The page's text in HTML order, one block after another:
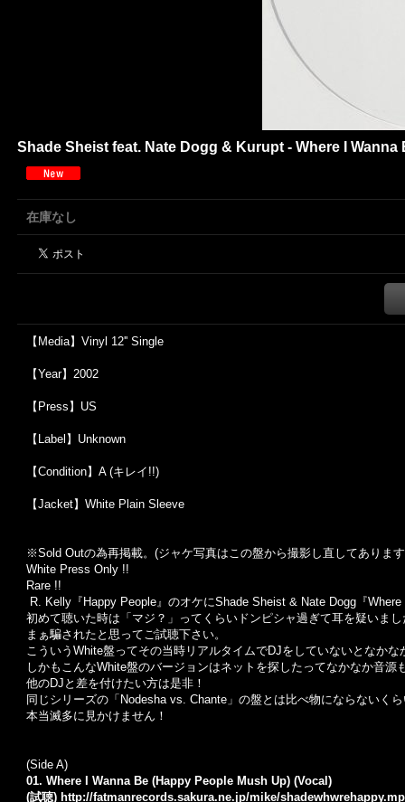
Shade Sheist feat. Nate Dogg & Kurupt - Where I
在庫なし
【Media】Vinyl 12'' Single
【Year】2002
【Press】US
【Label】Unknown
【Condition】A (キレイ!!)
【Jacket】White Plain Sleeve
※Sold Outの為再掲載。(ジャケ写真はこの盤から撮影し直してありま
White Press Only !!
Rare !!
R. Kelly『Happy People』のオケにShade Sheist & Nate Dogg『
初めて聴いた時は「マジ？」ってくらいドンピシャ過ぎて耳を疑いまし
まぁ騙されたと思ってご試聴下さい。
こういうWhite盤ってその当時リアルタイムでDJをしていないとなか
しかもこんなWhite盤のバージョンはネットを探したってなかなか音源
他のDJと差を付けたい方は是非！
同じシリーズの「Nodesha vs. Chante」の盤とは比べ物にならないく
本当滅多に見かけません！
(Side A)
01. Where I Wanna Be (Happy People Mush Up) (Vocal)
(試聴) http://fatmanrecords.sakura.ne.jp/mike/